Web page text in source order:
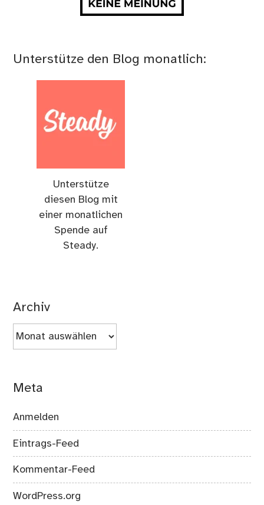
Unterstütze den Blog monatlich:
Unterstütze
diesen Blog mit
einer monatlichen
Spende auf
Steady.
Archiv
Archiv
Meta
Anmelden
Eintrags-Feed
Kommentar-Feed
WordPress.org